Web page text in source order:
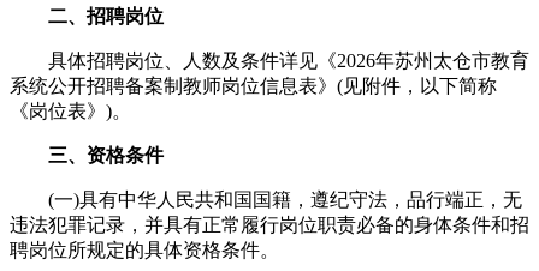
二、招聘岗位
具体招聘岗位、人数及条件详见《2026年苏州太仓市教育
系统公开招聘备案制教师岗位信息表》(见附件，以下简称
《岗位表》)。
三、资格条件
(一)具有中华人民共和国国籍，遵纪守法，品行端正，无
违法犯罪记录，并具有正常履行岗位职责必备的身体条件和招
聘岗位所规定的具体资格条件。